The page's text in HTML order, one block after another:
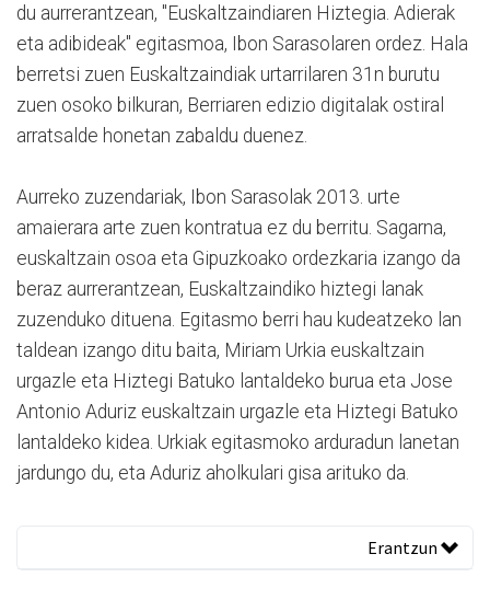
du aurrerantzean, "Euskaltzaindiaren Hiztegia. Adierak
eta adibideak" egitasmoa, Ibon Sarasolaren ordez. Hala
berretsi zuen Euskaltzaindiak urtarrilaren 31n burutu
zuen osoko bilkuran, Berriaren edizio digitalak ostiral
arratsalde honetan zabaldu duenez.
Aurreko zuzendariak, Ibon Sarasolak 2013. urte
amaierara arte zuen kontratua ez du berritu. Sagarna,
euskaltzain osoa eta Gipuzkoako ordezkaria izango da
beraz aurrerantzean, Euskaltzaindiko hiztegi lanak
zuzenduko dituena. Egitasmo berri hau kudeatzeko lan
taldean izango ditu baita, Miriam Urkia euskaltzain
urgazle eta Hiztegi Batuko lantaldeko burua eta Jose
Antonio Aduriz euskaltzain urgazle eta Hiztegi Batuko
lantaldeko kidea. Urkiak egitasmoko arduradun lanetan
jardungo du, eta Aduriz aholkulari gisa arituko da.
Erantzun